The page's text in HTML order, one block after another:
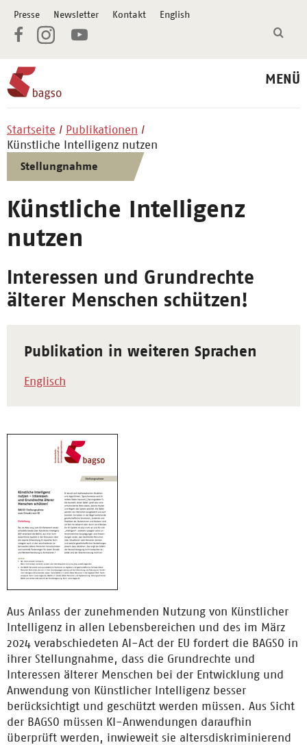
Presse Newsletter Kontakt English
MENÜ
Startseite
Publikationen
Künstliche Intelligenz nutzen
Stellungnahme
Künstliche Intelligenz
nutzen
Interessen und Grundrechte
älterer Menschen schützen!
Publikation in weiteren Sprachen
Englisch
Aus Anlass der zunehmenden Nutzung von Künstlicher
Intelligenz in allen Lebensbereichen und des im März
2024 verabschiedeten AI-Act der EU fordert die BAGSO in
ihrer Stellungnahme, dass die Grundrechte und
Interessen älterer Menschen bei der Entwicklung und
Anwendung von Künstlicher Intelligenz besser
berücksichtigt und geschützt werden müssen. Aus Sicht
der BAGSO müssen KI-Anwendungen daraufhin
überprüft werden, inwieweit sie altersdiskriminierend